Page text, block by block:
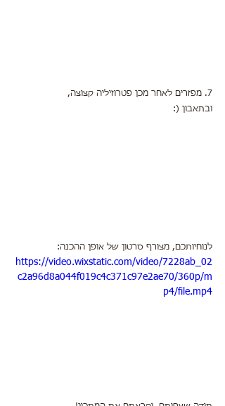
7. מפזרים לאחר מכן פטרוזיליה קצוצה,
ובתאבון (:
לנוחיותכם, מצורף סרטון של אופן ההכנה:
https://video.wixstatic.com/video/7228ab_02
c2a96d8a044f019c4c371c97e2ae70/360p/m
p4/file.mp4